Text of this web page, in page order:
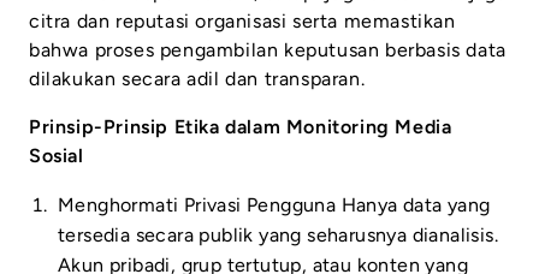
citra dan reputasi organisasi serta memastikan
bahwa proses pengambilan keputusan berbasis data
dilakukan secara adil dan transparan.
Prinsip-Prinsip Etika dalam Monitoring Media
Sosial
Menghormati Privasi Pengguna Hanya data yang
tersedia secara publik yang seharusnya dianalisis.
Akun pribadi, grup tertutup, atau konten yang